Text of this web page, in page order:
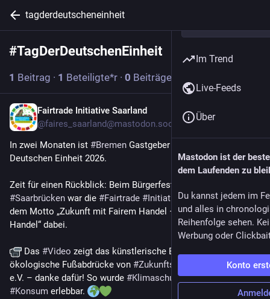
tagderdeutscheneinheit
#TagDerDeutschenEinheit
1 Beitrag · 1 Beteiligte*r · 0 Beiträge heute
Fairtrade Initiative Saarland
@faires_saarland@mastodon.social
In zwei Monaten ist #Bremen Gastgeber des Tages der
Deutschen Einheit 2026.
#Saarbrücken war die #Fairtrade #Initiative # Saarland
  mit
dem Motto „Zukunft mit Fairem Handel – Zukunft durch Fairen
Handel“ dabei.
Das #Video zeigt das künstlerische Ballett rund um
ökologische Fußabdrücke von #Zukunftsfähiges
Thüringen
e.V. – danke dafür! So wurde #Klimaschutz
und nachhaltiger
#Konsum erlebbar.
Im Trend
Live-Feeds
Über
Mastodon ist der
dem Laufenden zu
Du kannst jedem im
und alles in
Reihenfolge sehen.
Werbung oder
Konto